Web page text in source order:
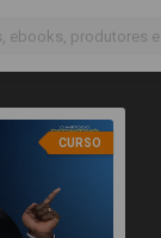
CURSO